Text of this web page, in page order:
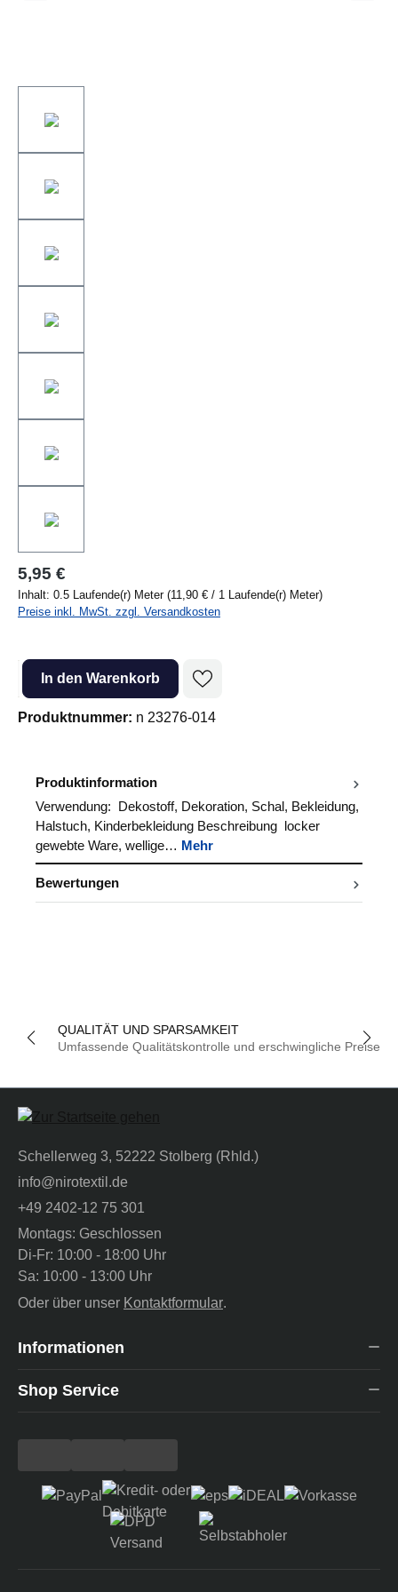
5,95 €
Inhalt: 0.5 Laufende(r) Meter (11,90 € / 1 Laufende(r) Meter)
Preise inkl. MwSt. zzgl. Versandkosten
Produkt Anzahl: Gib den gewünschten Wert ein oder benutze die
In den Warenkorb
Produktnummer: n 23276-014
Produktinformation
Verwendung: Dekostoff, Dekoration, Schal, Bekleidung,
Halstuch, Kinderbekleidung Beschreibung locker
gewebte Ware, wellige… Mehr
Bewertungen
QUALITÄT UND SPARSAMKEIT
Umfassende Qualitätskontrolle und erschwingliche Preise
Schellerweg 3, 52222 Stolberg (Rhld.)
info@nirotextil.de
+49 2402-12 75 301
Montags: Geschlossen
Di-Fr: 10:00 - 18:00 Uhr
Sa: 10:00 - 13:00 Uhr
Oder über unser Kontaktformular.
Informationen
Shop Service